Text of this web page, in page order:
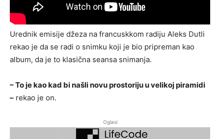
Urednik emisije džeza na francuskkom radiju Aleks Dutli
rekao je da se radi o snimku koji je bio pripreman kao
album, da je to klasična seansa snimanja.
– To je kao kad bi našli novu prostoriju u velikoj piramidi
– rekao je on.
Oglasi